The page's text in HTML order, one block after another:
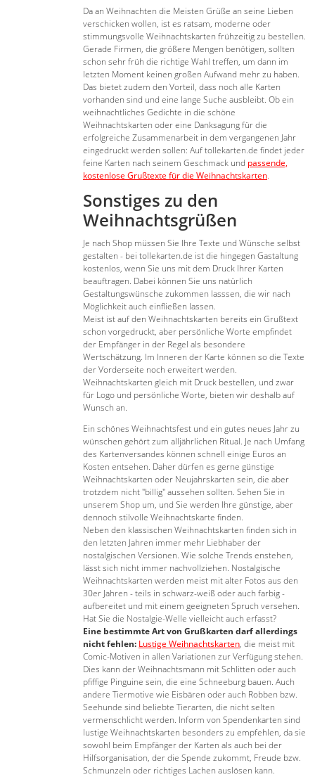
Da an Weihnachten die Meisten Grüße an seine Lieben
verschicken wollen, ist es ratsam, moderne oder
stimmungsvolle Weihnachtskarten frühzeitig zu bestellen.
Gerade Firmen, die größere Mengen benötigen, sollten
schon sehr früh die richtige Wahl treffen, um dann im
letzten Moment keinen großen Aufwand mehr zu haben.
Das bietet zudem den Vorteil, dass noch alle Karten
vorhanden sind und eine lange Suche ausbleibt. Ob ein
weihnachtliches Gedichte in die schöne
Weihnachtskarten oder eine Danksagung für die
erfolgreiche Zusammenarbeit in dem vergangenen Jahr
eingedruckt werden sollen: Auf tollekarten.de findet jeder
feine Karten nach seinem Geschmack und passende,
kostenlose Grußtexte für die Weihnachtskarten.
Sonstiges zu den
Weihnachtsgrüßen
Je nach Shop müssen Sie Ihre Texte und Wünsche selbst
gestalten - bei tollekarten.de ist die hingegen Gastaltung
kostenlos, wenn Sie uns mit dem Druck Ihrer Karten
beauftragen. Dabei können Sie uns natürlich
Gestaltungswünsche zukommen lasssen, die wir nach
Möglichkeit auch einfließen lassen.
Meist ist auf den Weihnachtskarten bereits ein Grußtext
schon vorgedruckt, aber persönliche Worte empfindet
der Empfänger in der Regel als besondere
Wertschätzung. Im Inneren der Karte können so die Texte
der Vorderseite noch erweitert werden.
Weihnachtskarten gleich mit Druck bestellen, und zwar
für Logo und persönliche Worte, bieten wir deshalb auf
Wunsch an.
Ein schönes Weihnachtsfest und ein gutes neues Jahr zu
wünschen gehört zum alljährlichen Ritual. Je nach Umfang
des Kartenversandes können schnell einige Euros an
Kosten entsehen. Daher dürfen es gerne günstige
Weihnachtskarten oder Neujahrskarten sein, die aber
trotzdem nicht "billig" aussehen sollten. Sehen Sie in
unserem Shop um, und Sie werden Ihre günstige, aber
dennoch stilvolle Weihnachtskarte finden.
Neben den klassischen Weihnachtskarten finden sich in
den letzten Jahren immer mehr Liebhaber der
nostalgischen Versionen. Wie solche Trends enstehen,
lässt sich nicht immer nachvollziehen. Nostalgische
Weihnachtskarten werden meist mit alter Fotos aus den
30er Jahren - teils in schwarz-weiß oder auch farbig -
aufbereitet und mit einem geeigneten Spruch versehen.
Hat Sie die Nostalgie-Welle vielleicht auch erfasst?
Eine bestimmte Art von Grußkarten darf allerdings
nicht fehlen: Lustige Weihnachtskarten, die meist mit
Comic-Motiven in allen Variationen zur Verfügung stehen.
Dies kann der Weihnachtsmann mit Schlitten oder auch
pfiffige Pinguine sein, die eine Schneeburg bauen. Auch
andere Tiermotive wie Eisbären oder auch Robben bzw.
Seehunde sind beliebte Tierarten, die nicht selten
vermenschlicht werden. Inform von Spendenkarten sind
lustige Weihnachtskarten besonders zu empfehlen, da sie
sowohl beim Empfänger der Karten als auch bei der
Hilfsorganisation, der die Spende zukommt, Freude bzw.
Schmunzeln oder richtiges Lachen auslösen kann.